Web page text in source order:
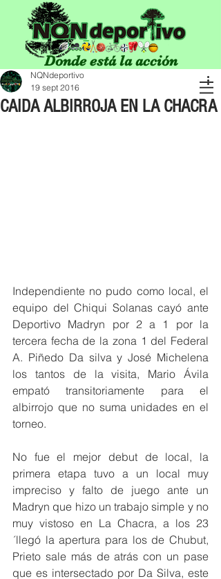
Donde está la acción
CAIDA ALBIRROJA EN LA CHACRA
NQNdeportivo
19 sept 2016
Independiente no pudo como local, el
equipo del Chiqui Solanas cayó ante
Deportivo Madryn por 2 a 1 por la
tercera fecha de la zona 1 del Federal
A. Piñedo Da silva y José Michelena
los tantos de la visita, Mario Ávila
empató transitoriamente para el
albirrojo que no suma unidades en el
torneo.
No fue el mejor debut de local, la
primera etapa tuvo a un local muy
impreciso y falto de juego ante un
Madryn que hizo un trabajo simple y no
muy vistoso en La Chacra, a los 23
´llegó la apertura para los de Chubut,
Prieto sale más de atrás con un pase
que es intersectado por Da Silva, este